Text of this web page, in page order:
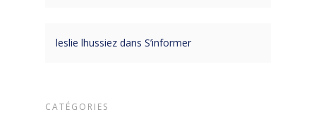
leslie lhussiez dans S’informer
CATÉGORIES